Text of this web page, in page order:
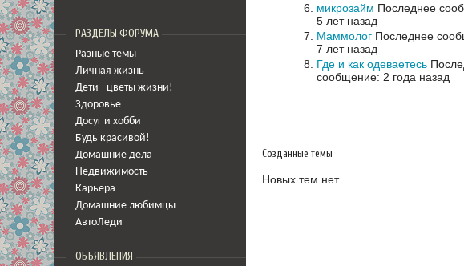
РАЗДЕЛЫ ФОРУМА
Разные темы
Личная жизнь
Дети - цветы жизни!
Здоровье
Досуг и хобби
Будь красивой!
Домашние дела
Недвижимость
Карьера
Домашние любимцы
АвтоЛеди
ОБЪЯВЛЕНИЯ
микрозайм Последнее
5 лет назад
Маммолог Последнее
7 лет назад
Где и как одеваетесь
сообщение: 2 года назад
Созданные темы
Новых тем нет.